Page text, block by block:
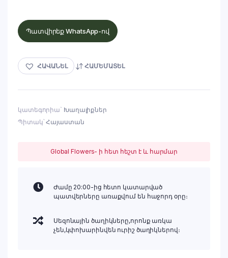
Պատվիրեք WhatsApp-ով
ՀԱՎԱՆԵԼ ՀԱՄԵՄԱՏԵԼ
կատեգորիա` Խաղալիքներ
Պիտակ՝Հայաստան
Global Flowers- ի հետ հեշտ է և հարմար
Ժամը 20:00-ից հետո կատարված
պատվերները առաքվում են հաջորդ օրը։
Սեզոնային ծաղիկները,որոնք առկա
չեն,կփոխարինվեն ուրիշ ծաղիկներով։